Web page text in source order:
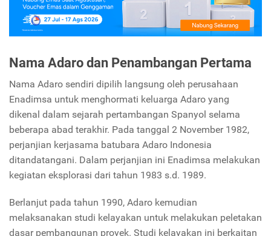
Nama Adaro dan Penambangan Pertama
Nama Adaro sendiri dipilih langsung oleh perusahaan
Enadimsa untuk menghormati keluarga Adaro yang
dikenal dalam sejarah pertambangan Spanyol selama
beberapa abad terakhir. Pada tanggal 2 November 1982,
perjanjian kerjasama batubara Adaro Indonesia
ditandatangani. Dalam perjanjian ini Enadimsa melakukan
kegiatan eksplorasi dari tahun 1983 s.d. 1989.
Berlanjut pada tahun 1990, Adaro kemudian
melaksanakan studi kelayakan untuk melakukan peletakan
dasar pembangunan proyek. Studi kelayakan ini berkaitan